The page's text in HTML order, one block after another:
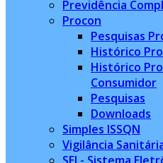
Previdência
Procon
Pesquisas
Histórico
Histórico
Consumidor
Pesquisas
Downloads
Simples ISSQN
Vigilância